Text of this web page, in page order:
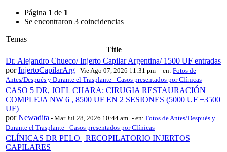
Página 1 de 1
Se encontraron 3 coincidencias
Temas
Title
Dr. Alejandro Chueco/ Injerto Capilar Argentina/ 1500 UF entradas
porInjertoCapilarArg - Vie Ago 07, 2026 11:31 pm - en: Fotos de
Antes/Después y Durante el Trasplante - Casos presentados por Clínicas
CASO 5 DR, JOEL CHARA: CIRUGIA RESTAURACIÓN
COMPLEJA NW 6 , 8500 UF EN 2 SESIONES (5000 UF +3500
UF)
porNewadita - Mar Jul 28, 2026 10:44 am - en: Fotos de Antes/Después y
Durante el Trasplante - Casos presentados por Clínicas
CLÍNICAS DR PELO | RECOPILATORIO INJERTOS
CAPILARES